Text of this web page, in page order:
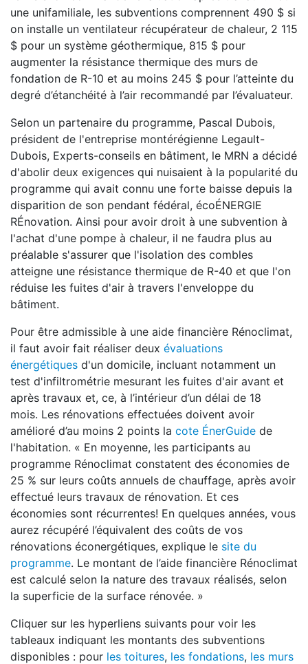
une unifamiliale, les subventions comprennent 490 $ si
on installe un ventilateur récupérateur de chaleur, 2 115
$ pour un système géothermique, 815 $ pour
augmenter la résistance thermique des murs de
fondation de R-10 et au moins 245 $ pour l’atteinte du
degré d’étanchéité à l’air recommandé par l’évaluateur.
Selon un partenaire du programme, Pascal Dubois,
président de l'entreprise montérégienne Legault-
Dubois, Experts-conseils en bâtiment, le MRN a décidé
d'abolir deux exigences qui nuisaient à la popularité du
programme qui avait connu une forte baisse depuis la
disparition de son pendant fédéral, écoÉNERGIE
RÉnovation. Ainsi pour avoir droit à une subvention à
l'achat d'une pompe à chaleur, il ne faudra plus au
préalable s'assurer que l'isolation des combles
atteigne une résistance thermique de R-40 et que l'on
réduise les fuites d'air à travers l'enveloppe du
bâtiment.
Pour être admissible à une aide financière Rénoclimat,
il faut avoir fait réaliser deux évaluations
énergétiques d'un domicile, incluant notamment un
test d'infiltrométrie mesurant les fuites d'air avant et
après travaux et, ce, à l’intérieur d’un délai de 18
mois. Les rénovations effectuées doivent avoir
amélioré d’au moins 2 points la cote ÉnerGuide de
l'habitation. « En moyenne, les participants au
programme Rénoclimat constatent des économies de
25 % sur leurs coûts annuels de chauffage, après avoir
effectué leurs travaux de rénovation. Et ces
économies sont récurrentes! En quelques années, vous
aurez récupéré l’équivalent des coûts de vos
rénovations éconergétiques, explique le site du
programme. Le montant de l’aide financière Rénoclimat
est calculé selon la nature des travaux réalisés, selon
la superficie de la surface rénovée. »
Cliquer sur les hyperliens suivants pour voir les
tableaux indiquant les montants des subventions
disponibles : pour les toitures, les fondations, les murs